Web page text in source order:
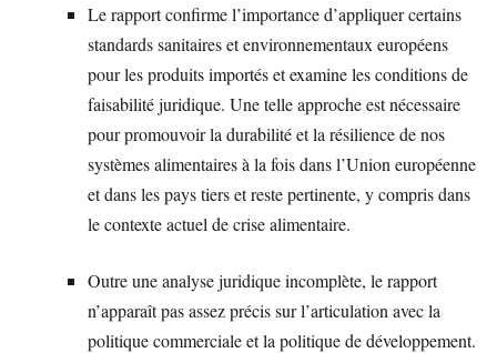
Le rapport confirme l’importance d’appliquer certains
standards sanitaires et environnementaux européens
pour les produits importés et examine les conditions de
faisabilité juridique. Une telle approche est nécessaire
pour promouvoir la durabilité et la résilience de nos
systèmes alimentaires à la fois dans l’Union européenne
et dans les pays tiers et reste pertinente, y compris dans
le contexte actuel de crise alimentaire.
Outre une analyse juridique incomplète, le rapport
n’apparaît pas assez précis sur l’articulation avec la
politique commerciale et la politique de développement.